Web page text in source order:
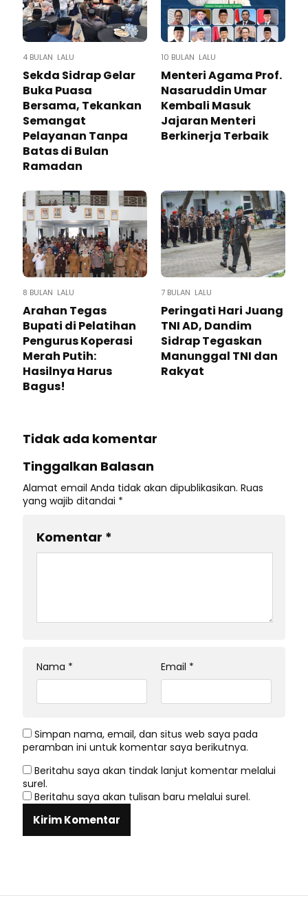
4 BULAN LALU
Sekda Sidrap Gelar
Buka Puasa
Bersama, Tekankan
Semangat
Pelayanan Tanpa
Batas di Bulan
Ramadan
10 BULAN LALU
Menteri Agama Prof.
Nasaruddin Umar
Kembali Masuk
Jajaran Menteri
Berkinerja Terbaik
8 BULAN LALU
Arahan Tegas
Bupati di Pelatihan
Pengurus Koperasi
Merah Putih:
Hasilnya Harus
Bagus!
7 BULAN LALU
Peringati Hari Juang
TNI AD, Dandim
Sidrap Tegaskan
Manunggal TNI dan
Rakyat
Tidak ada komentar
Tinggalkan Balasan
Alamat email Anda tidak akan dipublikasikan. Ruas
yang wajib ditandai *
Komentar *
Nama * Email *
Simpan nama, email, dan situs web saya pada
peramban ini untuk komentar saya berikutnya.
Beritahu saya akan tindak lanjut komentar melalui
surel.
Beritahu saya akan tulisan baru melalui surel.